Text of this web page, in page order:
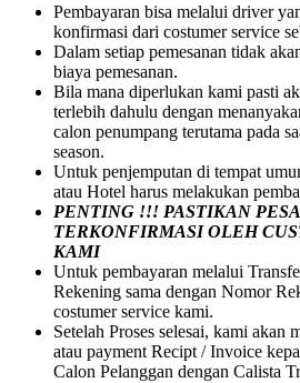
Pembayaran bisa melalui driver
konfirmasi dari costumer service
Dalam setiap pemesanan tidak
biaya pemesanan.
Bila mana diperlukan kami pasti
terlebih dahulu dengan
calon penumpang terutama pada
season.
Untuk penjemputan di tempat
atau Hotel harus melakukan
PENTING !!! PASTIKAN
TERKONFIRMASI OLEH
KAMI
Untuk pembayaran melalui
Rekening sama dengan Nomor
costumer service kami.
Setelah Proses selesai, kami akan
atau payment Recipt / Invoice
Calon Pelanggan dengan Calista